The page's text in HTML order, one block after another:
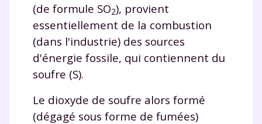
(de formule SO2), provient
essentiellement de la combustion
(dans l'industrie) des sources
d'énergie fossile, qui contiennent du
soufre (S).
Le dioxyde de soufre alors formé
(dégagé sous forme de fumées)